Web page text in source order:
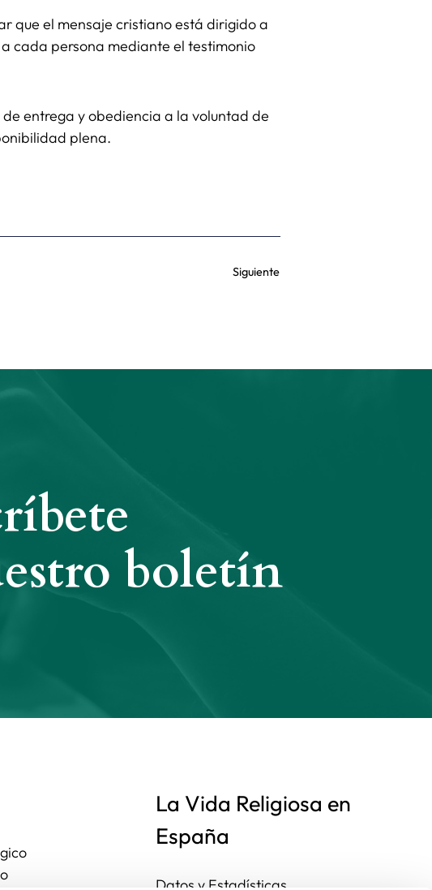
que el mensaje cristiano está dirigido a
cada persona mediante el testimonio
entrega y obediencia a la voluntad de
plena.
Siguiente
boletín
La Vida Religiosa en
España
Datos y Estadísticas